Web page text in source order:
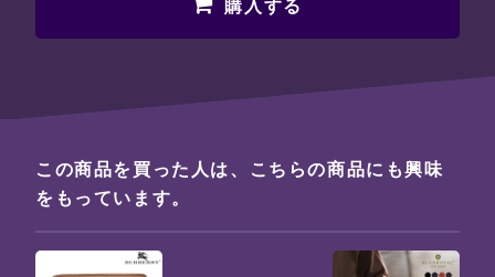
購入する
この商品を買った人は、こちらの商品にも興味
をもっています。